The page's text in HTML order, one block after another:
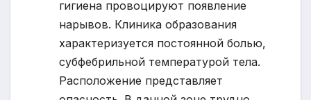
гигиена провоцируют появление
нарывов. Клиника образования
характеризуется постоянной болью,
субфебрильной температурой тела.
Расположение представляет